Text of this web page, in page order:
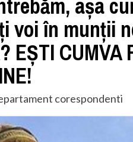
așa
voi în munții
EȘTI CUMVA
corespondenti